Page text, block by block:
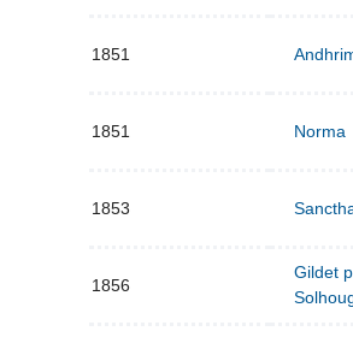
1851
1851 Norma
1853
1856
Gildet